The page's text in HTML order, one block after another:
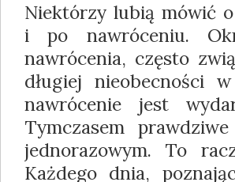
Niektórzy lubią mówić
i po nawróceniu.
nawrócenia, często
długiej nieobecności
nawrócenie jest
Tymczasem
jednorazowym. To
Każdego dnia,